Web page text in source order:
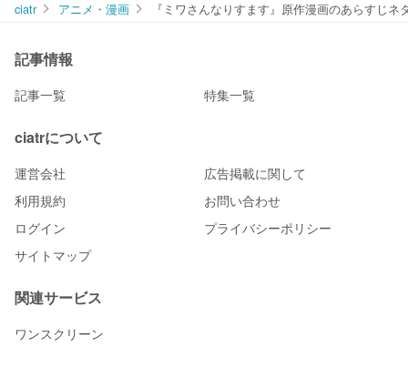
ciatr アニメ・漫画 『ミワさんなりすます』原作漫画のあらすじ
記事情報
記事一覧 特集一覧
ciatrについて
運営会社
広告掲載に関して
利用規約
お問い合わせ
ログイン
プライバシーポリシー
サイトマップ
関連サービス
ワンスクリーン